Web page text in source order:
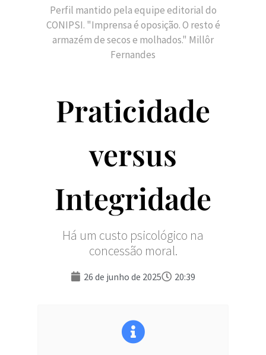
Perfil mantido pela equipe editorial do
CONIPSI. "Imprensa é oposição. O resto é
armazém de secos e molhados." Millôr
Fernandes
Praticidade
versus
Integridade
Há um custo psicológico na
concessão moral.
26 de junho de 2025 20:39